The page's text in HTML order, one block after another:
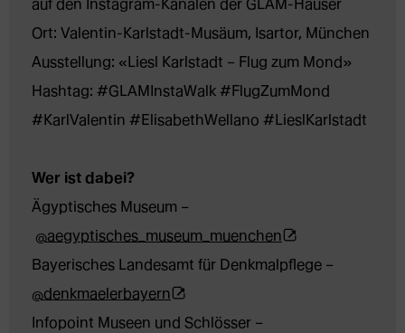
auf den Instagram-Kanälen der GLAM-Häuser
Ort: Valentin-Karlstadt-Musäum, Isartor, München
Ausstellung: «Liesl Karlstadt – Flug zum Mond»
Hashtag: #GLAMInstaWalk #FlugZumMond
#KarlValentin #ElisabethWellano #LieslKarlstadt
Ägyptisches Museum –
@aegyptisches_museum_muenchen(Öffnet
externe
@denkmaelerbayern(Öffnet
externe
Infopoint Museen und Schlösser –